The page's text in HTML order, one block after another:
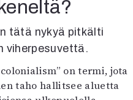
tätä nykyä pitkälti
viherpesuvettä.
on termi, jota
taho hallitsee aluetta